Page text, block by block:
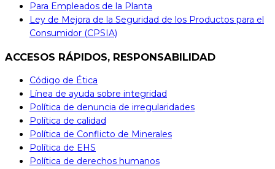
Para Empleados de la Planta
Ley de Mejora de la Seguridad de los Productos para el
Consumidor (CPSIA)
ACCESOS RÁPIDOS, RESPONSABILIDAD
Código de Ética
Línea de ayuda sobre integridad
Política de denuncia de irregularidades
Política de calidad
Política de Conflicto de Minerales
Política de EHS
Política de derechos humanos